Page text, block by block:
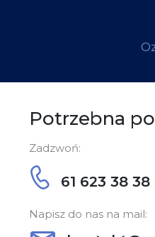
Potrzebna
Zadzwoń:
61 623 38 38
Napisz do nas na mail: